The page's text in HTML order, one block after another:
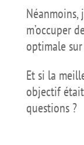
m’occuper
optimale
Et si la
objectif
questions ?